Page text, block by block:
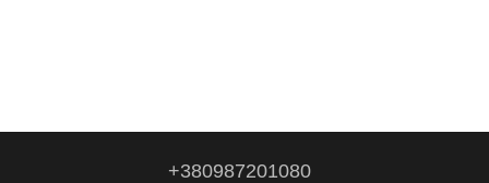
+380987201080